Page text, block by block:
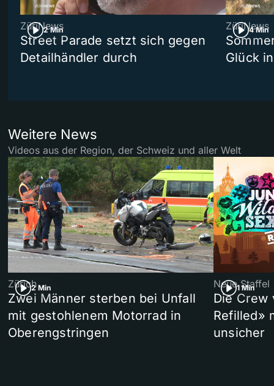
2 Min
ZüriNews
Street Parade setzt sich gegen
Detailhändler durch
4 Min
ZüriNews
Glück
Weitere News
Videos aus der Region, der Schweiz und aller Welt
2 Min
Zürich
Zwei Männer sterben bei Unfall
mit gestohlenem Motorrad in
Oberengstringen
1 Min
Neue Staffel
Die Crew
Refilled»
unsicher